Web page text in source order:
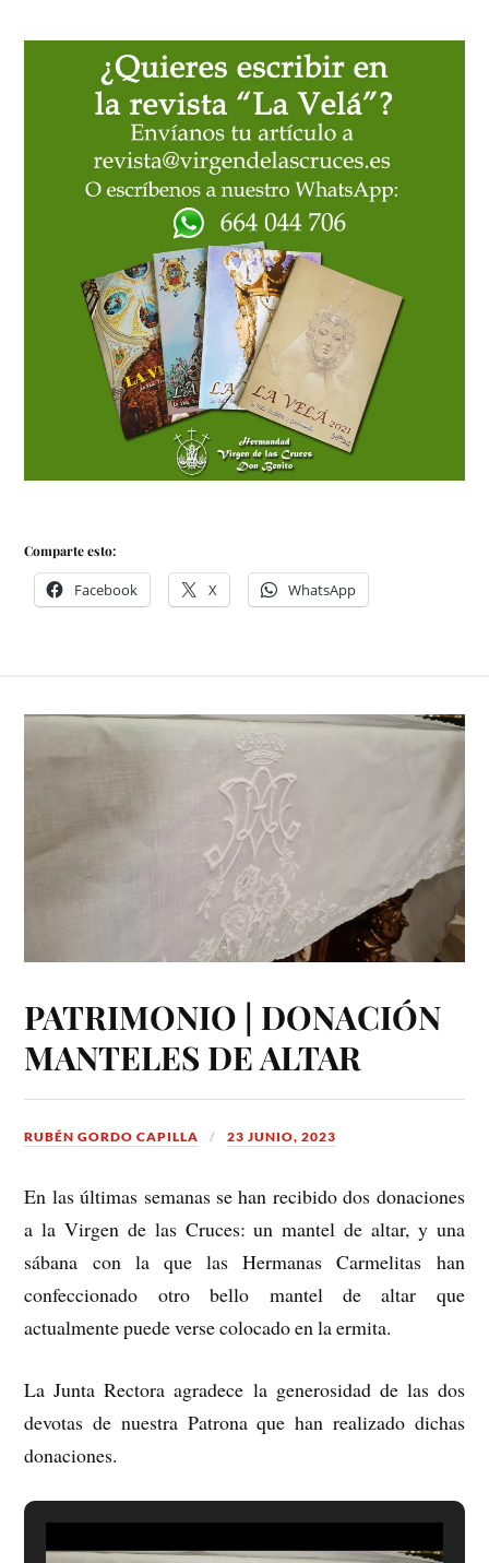
Comparte esto:
Facebook X WhatsApp
PATRIMONIO | DONACIÓN
MANTELES DE ALTAR
RUBÉN GORDO CAPILLA 23 JUNIO, 2023
En las últimas semanas se han recibido dos donaciones
a la Virgen de las Cruces: un mantel de altar, y una
sábana con la que las Hermanas Carmelitas han
confeccionado otro bello mantel de altar que
actualmente puede verse colocado en la ermita.
La Junta Rectora agradece la generosidad de las dos
devotas de nuestra Patrona que han realizado dichas
donaciones.